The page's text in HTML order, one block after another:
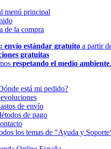
menú principal
de la compra
envío estándar gratuito a partir
gratuitas
respetando el medio ambiente.
está mi pedido?
de envío
de pago
los temas de "Ayuda y